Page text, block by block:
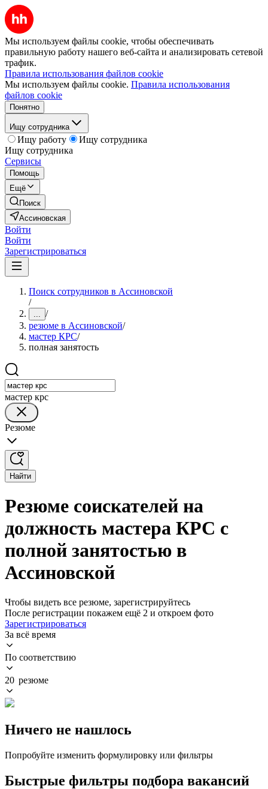
Мы используем файлы cookie, чтобы обеспечивать
правильную работу нашего веб-сайта и анализировать сетевой
трафик.
Правила использования файлов cookie
Мы используем файлы cookie. Правила использования
файлов cookie
Понятно
Ищу сотрудника
Ищу работу
Ищу сотрудника
Ищу сотрудника
Сервисы
Помощь
Ещё
Поиск
Ассиновская
Войти
Войти
Зарегистрироваться
Поиск сотрудников в Ассиновской
/
... /
резюме в Ассиновской/
мастер КРС/
полная занятость
мастер крс
Резюме
Найти
Резюме соискателей на
должность мастера КРС с
полной занятостью в
Ассиновской
Чтобы видеть все резюме, зарегистрируйтесь
После регистрации покажем ещё 2 и откроем фото
Зарегистрироваться
За всё время
По соответствию
20 резюме
Ничего не нашлось
Попробуйте изменить формулировку или фильтры
Быстрые фильтры подбора вакансий